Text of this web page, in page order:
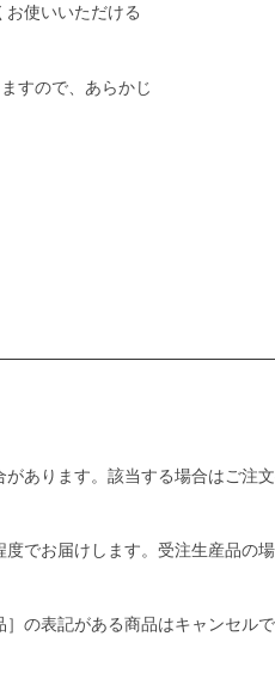
使いいただける
すので、あらかじ
あります。該当する場合はご注
でお届けします。受注生産品の
の表記がある商品はキャンセルで